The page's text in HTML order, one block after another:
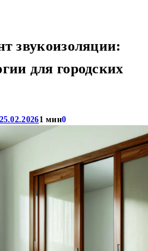
звукоизоляции:
для городских
25.02.20261 мин0